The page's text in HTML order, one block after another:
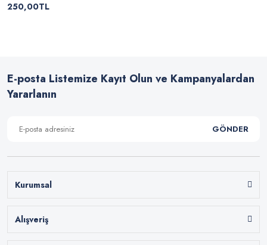
250,00TL
E-posta Listemize Kayıt Olun ve Kampanyalardan
Yararlanın
GÖNDER
Kurumsal
Alışveriş